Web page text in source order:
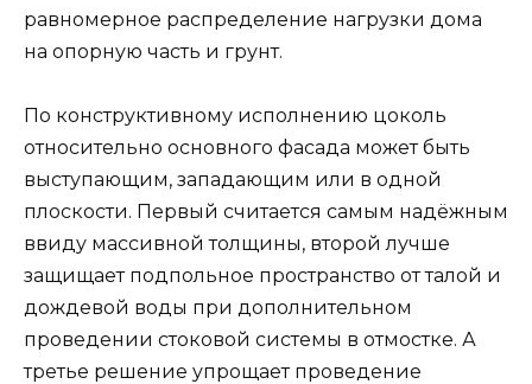
равномерное распределение нагрузки дома
на опорную часть и грунт.
По конструктивному исполнению цоколь
относительно основного фасада может быть
выступающим, западающим или в одной
плоскости. Первый считается самым надёжным
ввиду массивной толщины, второй лучше
защищает подпольное пространство от талой и
дождевой воды при дополнительном
проведении стоковой системы в отмостке. А
третье решение упрощает проведение